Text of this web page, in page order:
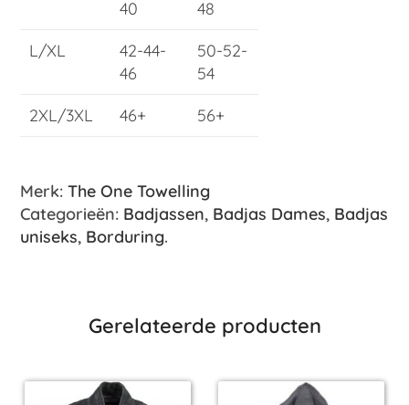
40
48
L/XL
42-44-
46
50-52-
54
2XL/3XL
46+ 56+
Merk:The One Towelling
Categorieën: Badjassen, Badjas Dames, Badjas
uniseks, Borduring.
Gerelateerde producten